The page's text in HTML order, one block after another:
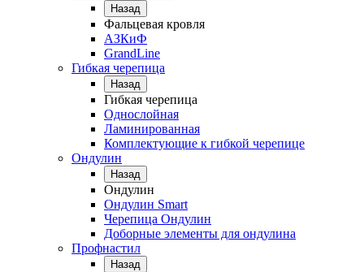
Назад
Фальцевая кровля
АЗКиФ
GrandLine
Гибкая черепица
Назад
Гибкая черепица
Однослойная
Ламинированная
Комплектующие к гибкой черепице
Ондулин
Назад
Ондулин
Ондулин Smart
Черепица Ондулин
Доборные элементы для ондулина
Профнастил
Назад